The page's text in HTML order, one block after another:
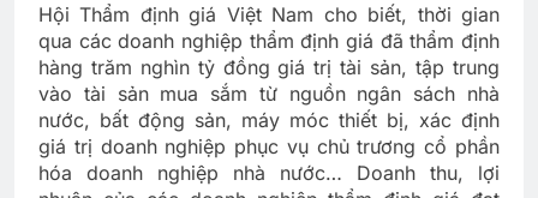
Hội Thẩm định giá Việt Nam cho biết, thời gian
qua các doanh nghiệp thẩm định giá đã thẩm định
hàng trăm nghìn tỷ đồng giá trị tài sản, tập trung
vào tài sản mua sắm từ nguồn ngân sách nhà
nước, bất động sản, máy móc thiết bị, xác định
giá trị doanh nghiệp phục vụ chủ trương cổ phần
hóa doanh nghiệp nhà nước… Doanh thu, lợi